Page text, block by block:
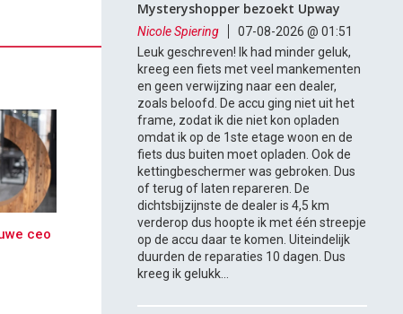
ceo
Mysteryshopper bezoekt Upway
Nicole Spiering
07-08-2026 @ 01:51
Leuk geschreven! Ik had minder geluk,
kreeg een fiets met veel mankementen
en geen verwijzing naar een dealer,
zoals beloofd. De accu ging niet uit het
frame, zodat ik die niet kon opladen
omdat ik op de 1ste etage woon en de
fiets dus buiten moet opladen. Ook de
kettingbeschermer was gebroken. Dus
of terug of laten repareren. De
dichtsbijzijnste de dealer is 4,5 km
verderop dus hoopte ik met één streepje
op de accu daar te komen. Uiteindelijk
duurden de reparaties 10 dagen. Dus
kreeg ik gelukk...